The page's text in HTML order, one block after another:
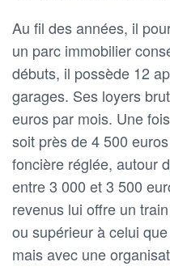
Au fil des années, il
un parc immobilier
débuts, il possède 12
garages. Ses loyers
euros par mois. Une
soit près de 4 500
foncière réglée, autour
entre 3 000 et 3 500
revenus lui offre un
ou supérieur à celui
mais avec une